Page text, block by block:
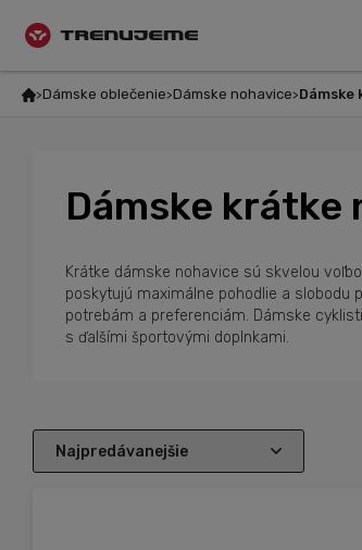
Dámske oblečenie Dámske nohavice Dámske
Dámske krátke
Krátke dámske nohavice sú skvelou
poskytujú maximálne pohodlie a slobodu
potrebám a preferenciám. Dámske
s ďalšími športovými doplnkami.